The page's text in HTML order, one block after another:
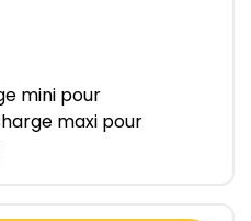
mini pour
maxi pour